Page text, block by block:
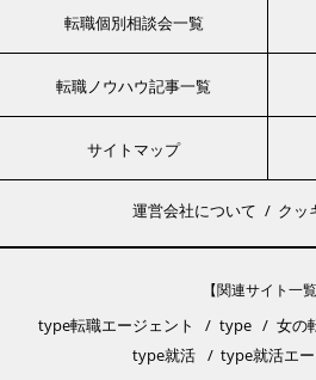
転職個別相談会一覧
転職ノウハウ記事一覧
サイトマップ
運営会社について クッ
【関連サイト一覧
type転職エージェント type 女の
type就活
type就活エ